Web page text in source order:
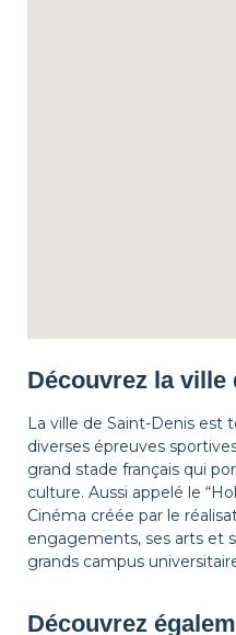
Découvrez la ville
La ville de Saint-Denis est
diverses épreuves
grand stade français qui
culture. Aussi appelé le
Cinéma créée par le
engagements, ses arts et
grands campus
Découvrez